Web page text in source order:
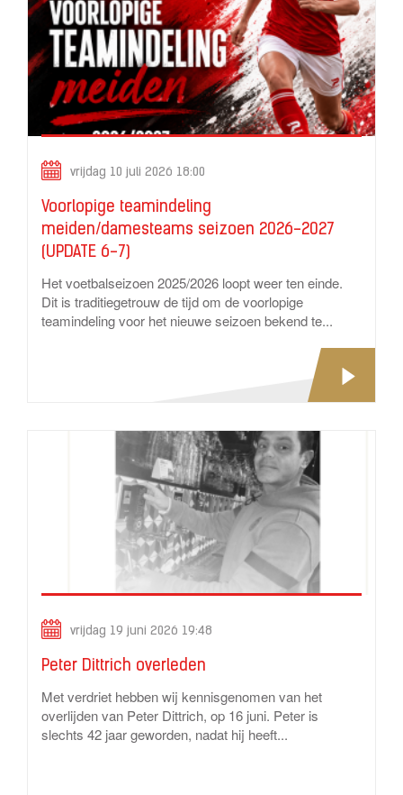
vrijdag 10 juli 2026 18:00
Voorlopige teamindeling
meiden/damesteams seizoen 2026-2027
(UPDATE 6-7)
Het voetbalseizoen 2025/2026 loopt weer ten einde.
Dit is traditiegetrouw de tijd om de voorlopige
teamindeling voor het nieuwe seizoen bekend te...
vrijdag 19 juni 2026 19:48
Peter Dittrich overleden
Met verdriet hebben wij kennisgenomen van het
overlijden van Peter Dittrich, op 16 juni. Peter is
slechts 42 jaar geworden, nadat hij heeft...